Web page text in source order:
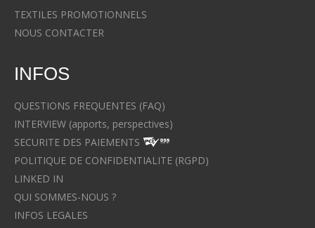
TEXTILES PROMOTIONNELS
NOUS CONTACTER
INFOS
QUESTIONS FREQUENTES (FAQ)
INTERVIEW (apports, perspectives)
SECURITE DES PAIEMENTS
POLITIQUE DE CONFIDENTIALITE (RGPD)
LINKED IN
QUI SOMMES-NOUS ?
INFOS LEGALES